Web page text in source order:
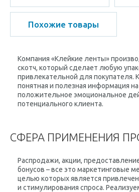
Похожие товары
Компания «Клейкие ленты»
скотч, который сделает любую
привлекательной для покупателя.
понятная и полезная информация
положительное эмоциональное
потенциального клиента.
СФЕРА ПРИМЕНЕНИЯ
Распродажи, акции,
бонусов – все это маркетинговые
целью которых является
и стимулирования спроса.